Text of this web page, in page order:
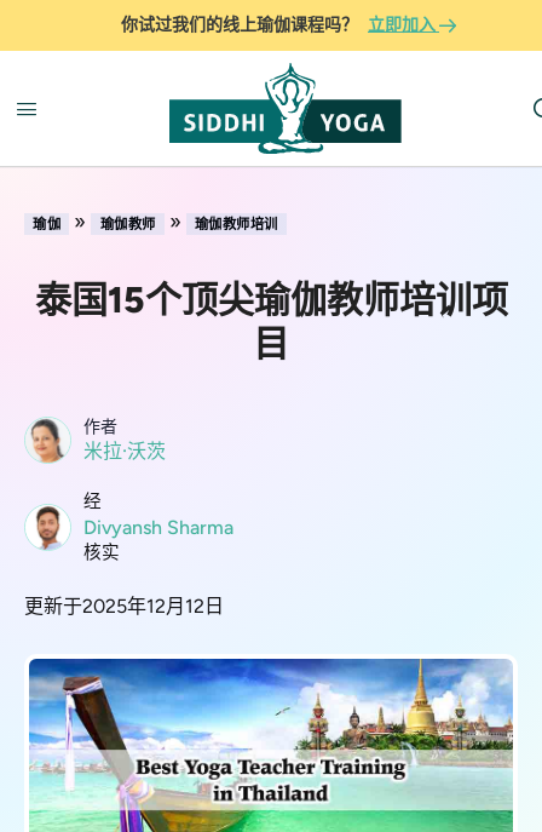
你试过我们的线上瑜伽课程吗？ 立即加入
瑜伽 » 瑜伽教师 » 瑜伽教师培训
泰国15个顶尖瑜伽教师培训项
目
作者
米拉·沃茨
经
Divyansh Sharma
核实
更新于2025年12月12日